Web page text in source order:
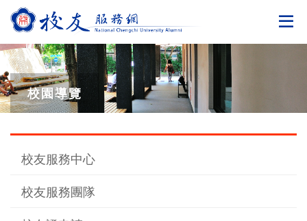
切
校園導覽
校友服務中心
校友服務團隊